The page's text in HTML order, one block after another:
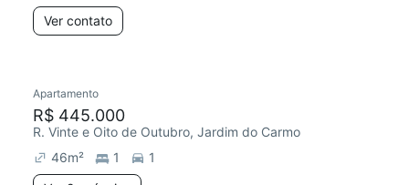
Ver contato
Apartamento
R$ 445.000
R. Vinte e Oito de Outubro, Jardim do Carmo
46m² 1
1